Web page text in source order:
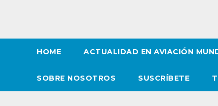
HOME ACTUALIDAD EN AVIACIÓN
SOBRE NOSOTROS SUSCRÍBETE